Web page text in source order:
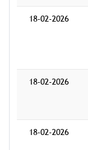
18-02-2026
18-02-2026
18-02-2026